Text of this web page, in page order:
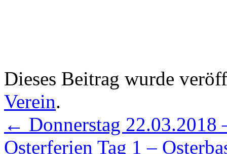
Dieses Beitrag wurde
Verein.
← Donnerstag 22.03.2018
Osterferien Tag 1 –